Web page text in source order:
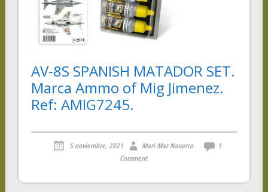
AV-8S SPANISH MATADOR SET.
Marca Ammo of Mig Jimenez.
Ref: AMIG7245.
5 noviembre, 2021 Mari Mar Navarro
1
Comment